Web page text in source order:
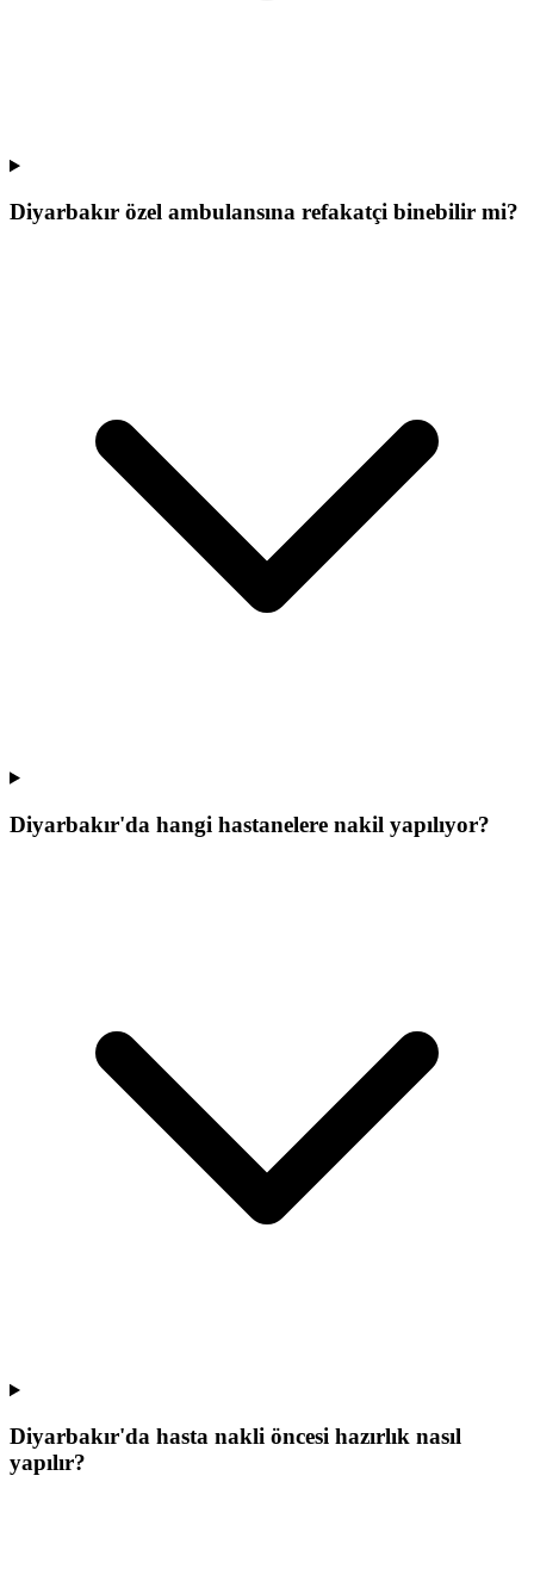
Diyarbakır özel ambulansına refakatçi binebilir mi?
Diyarbakır'da hangi hastanelere nakil yapılıyor?
Diyarbakır'da hasta nakli öncesi hazırlık nasıl
yapılır?